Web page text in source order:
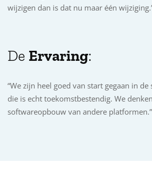
wijzigen dan is dat nu maar één
De Ervaring:
“We zijn heel goed van start gegaan in
die is echt toekomstbestendig. We
softwareopbouw van andere platformen.”